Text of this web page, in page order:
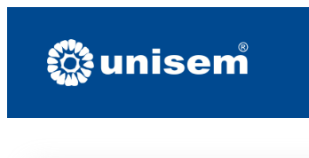
contenido